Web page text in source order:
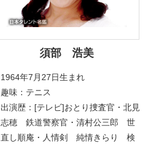
須部 浩美
1964年7月27日生まれ
趣味：テニス
出演歴：[テレビ]おとり捜査官・北見
志穂 鉄道警察官・清村公三郎 世
直し順庵・人情剣 純情きらり 検